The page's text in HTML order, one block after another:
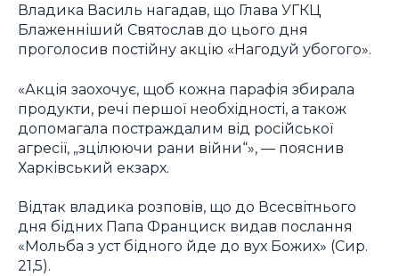
Владика Василь нагадав, що Глава УГКЦ
Блаженніший Святослав до цього дня
проголосив постійну акцію «Нагодуй убогого».
«Акція заохочує, щоб кожна парафія збирала
продукти, речі першої необхідності, а також
допомагала постраждалим від російської
агресії, „зцілюючи рани війни“», — пояснив
Харківський екзарх.
Відтак владика розповів, що до Всесвітнього
дня бідних Папа Франциск видав послання
«Мольба з уст бідного йде до вух Божих» (Сир.
21,5).